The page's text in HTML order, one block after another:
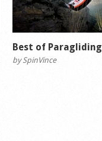
Best of Paragliding
bySpinVince